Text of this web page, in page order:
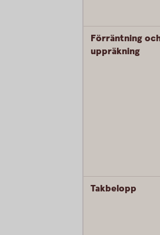
Förräntning
uppräkning
Takbelopp